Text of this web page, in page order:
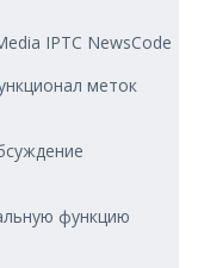
IPTC NewsCode
меток
функцию